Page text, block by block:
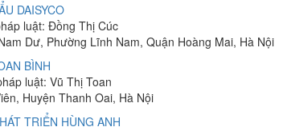
DAISYCO
luật: Đồng Thị Cúc
Dư, Phường Lĩnh Nam, Quận Hoàng Mai, Hà Nội
BÌNH
luật: Vũ Thị Toan
Huyện Thanh Oai, Hà Nội
TRIỂN HÙNG ANH